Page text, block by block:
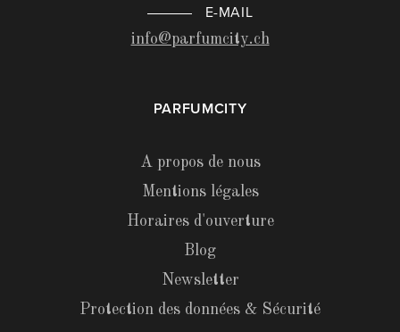
E-MAIL
info@parfumcity.ch
PARFUMCITY
A propos de nous
Mentions légales
Horaires d'ouverture
Blog
Newsletter
Protection des données & Sécurité